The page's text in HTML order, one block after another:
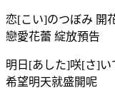
恋[こい]のつぼみ 開
戀愛花蕾 綻放預告
明日[あした]咲[さ]い
希望明天就盛開呢